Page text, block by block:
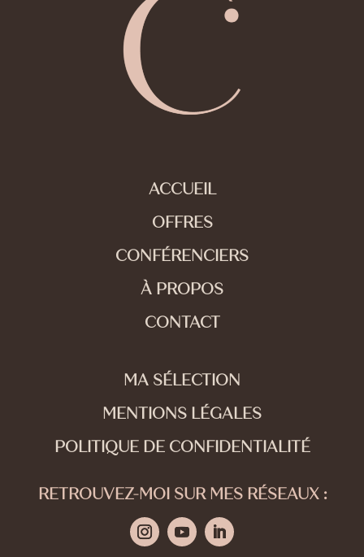
ACCUEIL
OFFRES
CONFÉRENCIERS
À PROPOS
CONTACT
MA SÉLECTION
MENTIONS LÉGALES
POLITIQUE DE CONFIDENTIALITÉ
RETROUVEZ-MOI SUR MES RÉSEAUX :